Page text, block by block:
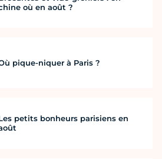
où en août ?
pique-niquer à Paris ?
petits bonheurs parisiens en